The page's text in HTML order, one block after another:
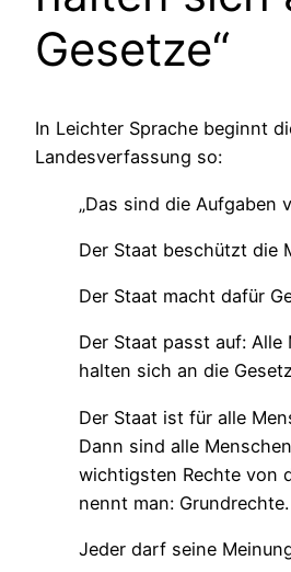
Gesetze“
In Leichter Sprache beginnt
Landesverfassung so:
„Das sind die Aufgaben
Der Staat beschützt die
Der Staat macht dafür
Der Staat passt auf: Alle
halten sich an die
Der Staat ist für alle
Dann sind alle
wichtigsten Rechte von
nennt man:
Jeder darf seine